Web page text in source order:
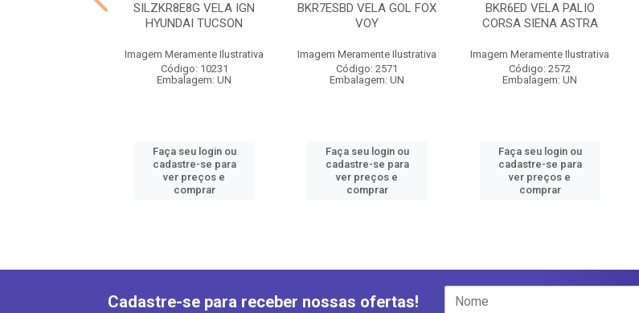
SILZKR8E8G VELA IGN
HYUNDAI TUCSON
Imagem Meramente Ilustrativa
Código: 10231
Embalagem: UN
Faça seu login ou
cadastre-se para
ver preços e
comprar
BKR7ESBD VELA GOL FOX
VOY
Imagem Meramente Ilustrativa
Código: 2571
Embalagem: UN
Faça seu login ou
cadastre-se para
ver preços e
comprar
BKR6ED VELA PALIO
CORSA SIENA ASTRA
Imagem Meramente Ilustrativa
Código: 2572
Embalagem: UN
Faça seu login ou
cadastre-se para
ver preços e
comprar
Cadastre-se para receber nossas ofertas!